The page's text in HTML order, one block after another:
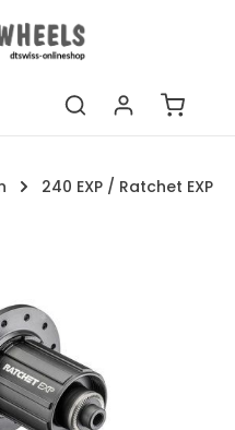
240 EXP / Ratchet EXP